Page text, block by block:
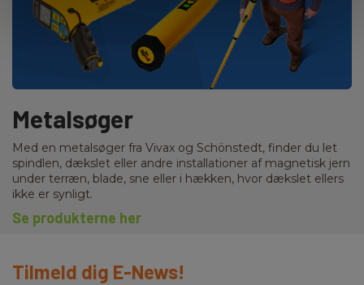
Metalsøger
Med en metalsøger fra Vivax og Schönstedt, finder du let
spindlen, dækslet eller andre installationer af magnetisk jern
under terræn, blade, sne eller i hækken, hvor dækslet ellers
ikke er synligt.
Se produkterne her
Tilmeld dig E-News!